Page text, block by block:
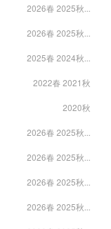
2026春 2025秋...
2026春 2025秋...
2025春 2024秋...
2022春 2021秋
2020秋
2026春 2025秋...
2026春 2025秋...
2026春 2025秋...
2026春 2025秋...